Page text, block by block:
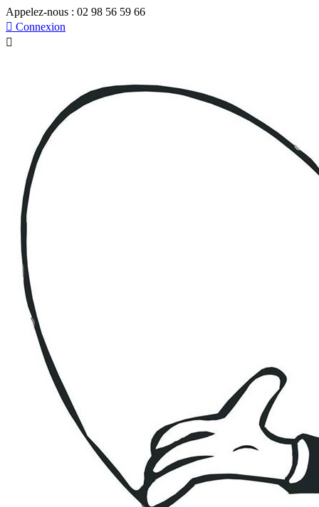
Appelez-nous : 02 98 56 59 66
 Connexion
